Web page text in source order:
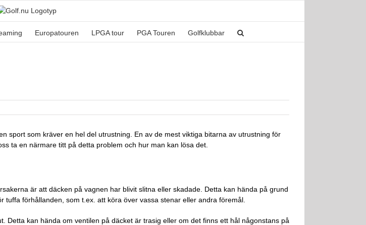
Europatouren LPGA tour PGA Touren
Golfklubbar
sport som kräver en hel del utrustning. En av de mest viktiga bitarna av utrustning för
ta en närmare titt på detta problem och hur man kan lösa det.
är att däcken på vagnen har blivit slitna eller skadade. Detta kan hända på grund
förhållanden, som t.ex. att köra över vassa stenar eller andra föremål.
Detta kan hända om ventilen på däcket är trasig eller om det finns ett hål någonstans på